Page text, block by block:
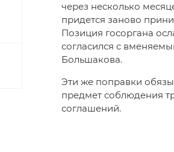
через несколько
придется заново
Позиция госоргана
согласился с
Большакова.
Эти же поправки
предмет соблюдения
соглашений.